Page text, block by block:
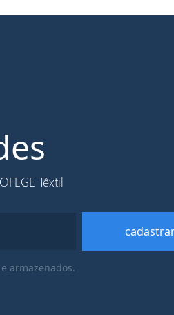
e proporcionar maior
Têxtil
armazenados.